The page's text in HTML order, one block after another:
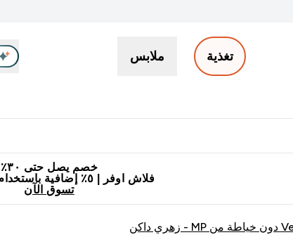
تغذية ملابس
خصم يصل حتى ٣٠٪
فلاش اوفر | ٥٪ إضافية باستخدام كود محدود
تسوق الآن